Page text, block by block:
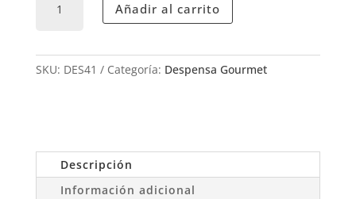
MERMELADA
(0,400)
CANTIDAD
Añadir al carrito
SKU: DES41 Categoría: Despensa Gourmet
Descripción
Información adicional